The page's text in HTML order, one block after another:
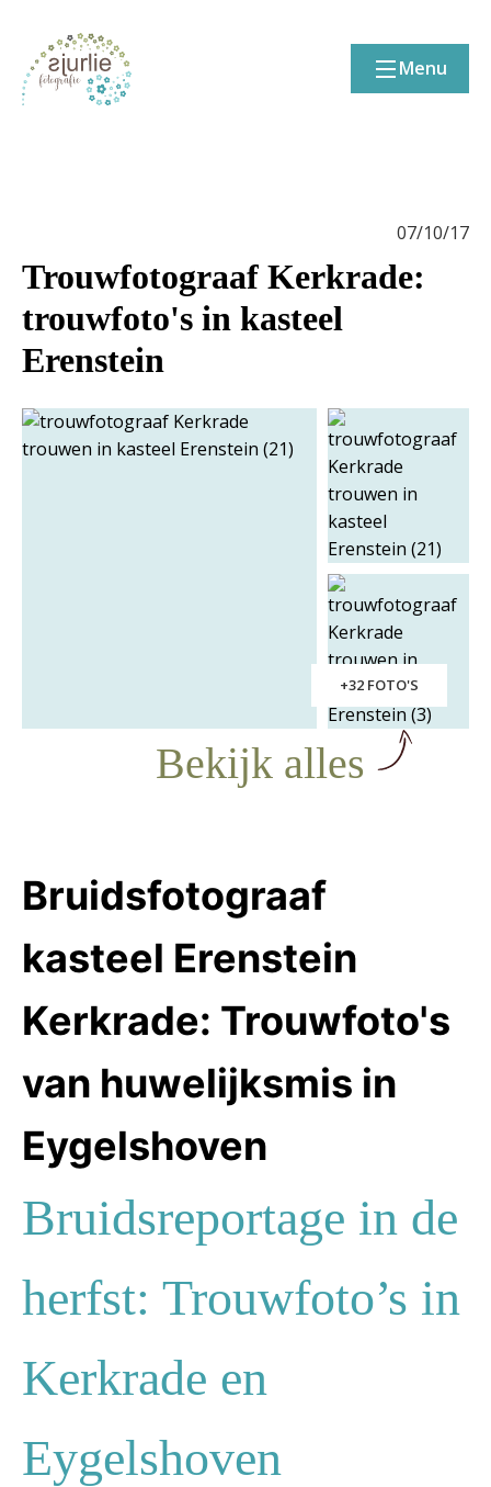
Menu
07/10/17
Trouwfotograaf Kerkrade:
trouwfoto's in kasteel
Erenstein
+32 FOTO'S
Bekijk alles
Bruidsfotograaf
kasteel Erenstein
Kerkrade: Trouwfoto's
van huwelijksmis in
Eygelshoven
Bruidsreportage in de
herfst: Trouwfoto’s in
Kerkrade en
Eygelshoven